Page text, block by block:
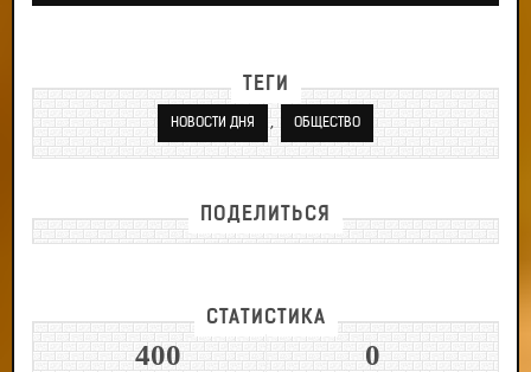
ТЕГИ
НОВОСТИ ДНЯ , ОБЩЕСТВО
ПОДЕЛИТЬСЯ
СТАТИСТИКА
400 0